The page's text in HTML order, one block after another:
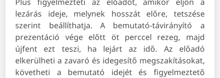
lezárás ideje, melynek hosszát előre, tetszése
szerint beállíthatja. A bemutató-távirányító a
prezentáció vége előtt öt perccel rezeg, majd
újfent ezt teszi, ha lejárt az idő. Az előadó
elkerülheti a zavaró és idegesítő megszakításokat,
követheti a bemutató idejét és figyelmeztető